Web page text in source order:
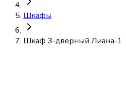
Шкафы
Шкаф 3-дверный Лиана-1